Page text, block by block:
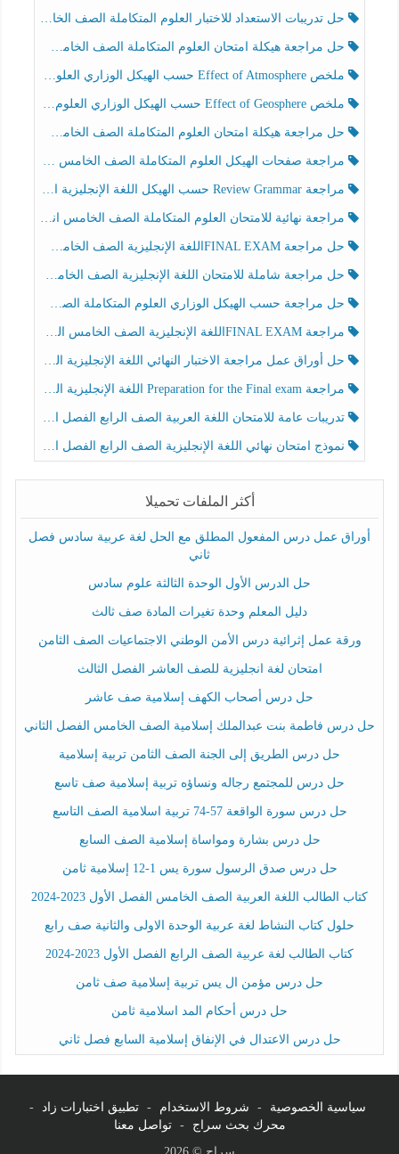
حل تدريبات الاستعداد للاختبار العلوم المتكاملة الصف الخامس عام الفصل الثالث
حل مراجعة هيكلة امتحان العلوم المتكاملة الصف الخامس انسبير الفصل الثالث
ملخص Effect of Atmosphere حسب الهيكل الوزاري العلوم المتكاملة الصف الخامس انسبير الفصل الثالث
ملخص Effect of Geosphere حسب الهيكل الوزاري العلوم المتكاملة الصف الخامس انسبير الفصل الثالث
حل مراجعة هيكلة امتحان العلوم المتكاملة الصف الخامس عام الفصل الثالث
مراجعة صفحات الهيكل العلوم المتكاملة الصف الخامس انسبير الفصل الثالث
مراجعة Review Grammar حسب الهيكل اللغة الإنجليزية الصف الخامس الفصل الثالث
مراجعة نهائية للامتحان العلوم المتكاملة الصف الخامس انسبير الفصل الثالث
حل مراجعة FINAL EXAMاللغة الإنجليزية الصف الخامس الفصل الثالث
حل مراجعة شاملة للامتحان اللغة الإنجليزية الصف الخامس الفصل الثالث
حل مراجعة حسب الهيكل الوزاري العلوم المتكاملة الصف الخامس عام الفصل الثالث
مراجعة FINAL EXAMاللغة الإنجليزية الصف الخامس الفصل الثالث
حل أوراق عمل مراجعة الاختبار النهائي اللغة الإنجليزية الصف الرابع الفصل الثالث
مراجعة Preparation for the Final exam اللغة الإنجليزية الصف الرابع الفصل الثالث
تدريبات عامة للامتحان اللغة العربية الصف الرابع الفصل الثالث
نموذج امتحان نهائي اللغة الإنجليزية الصف الرابع الفصل الثالث
أكثر الملفات تحميلا
أوراق عمل درس المفعول المطلق مع الحل لغة عربية سادس فصل
ثاني
حل الدرس الأول الوحدة الثالثة علوم سادس
دليل المعلم وحدة تغيرات المادة صف ثالث
ورقة عمل إثرائية درس الأمن الوطني الاجتماعيات الصف الثامن
امتحان لغة انجليزية للصف العاشر الفصل الثالث
حل درس أصحاب الكهف إسلامية صف عاشر
حل درس فاطمة بنت عبدالملك إسلامية الصف الخامس الفصل الثاني
حل درس الطريق إلى الجنة الصف الثامن تربية إسلامية
حل درس للمجتمع رجاله ونساؤه تربية إسلامية صف تاسع
حل درس سورة الواقعة 57-74 تربية اسلامية الصف التاسع
حل درس بشارة ومواساة إسلامية الصف السابع
حل درس صدق الرسول سورة يس 1-12 إسلامية ثامن
كتاب الطالب اللغة العربية الصف الخامس الفصل الأول 2023-2024
حلول كتاب النشاط لغة عربية الوحدة الاولى والثانية صف رابع
كتاب الطالب لغة عربية الصف الرابع الفصل الأول 2023-2024
حل درس مؤمن ال يس تربية إسلامية صف ثامن
حل درس أحكام المد اسلامية ثامن
حل درس الاعتدال في الإنفاق إسلامية السابع فصل ثاني
سياسية الخصوصية - شروط الاستخدام - تطبيق اختبارات زاد
-
محرك بحث سراج
-
تواصل معنا